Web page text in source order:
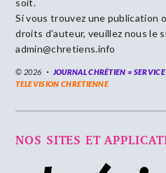
Si vous trouvez une publication
droits d’auteur, veuillez nous le
admin@chretiens.info
© 2026 JOURNAL CHRÉTIEN =
TELEVISION CHRETIENNE
NOS SITES ET